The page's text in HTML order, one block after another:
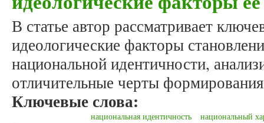
В статье автор рассматривает
идеологические факторы
национальной идентичности,
отличительные черты
Ключевые слова:
национальная идентичность национальный